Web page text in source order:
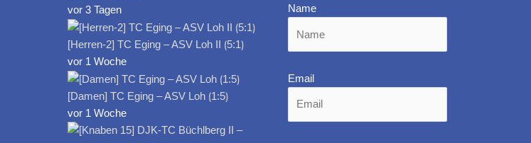
vor 3 Tagen
[Herren-2] TC Eging – ASV Loh II ⟮5:1⟯
vor 1 Woche
[Damen] TC Eging – ASV Loh ⟮1:5⟯
vor 1 Woche
Name
Email